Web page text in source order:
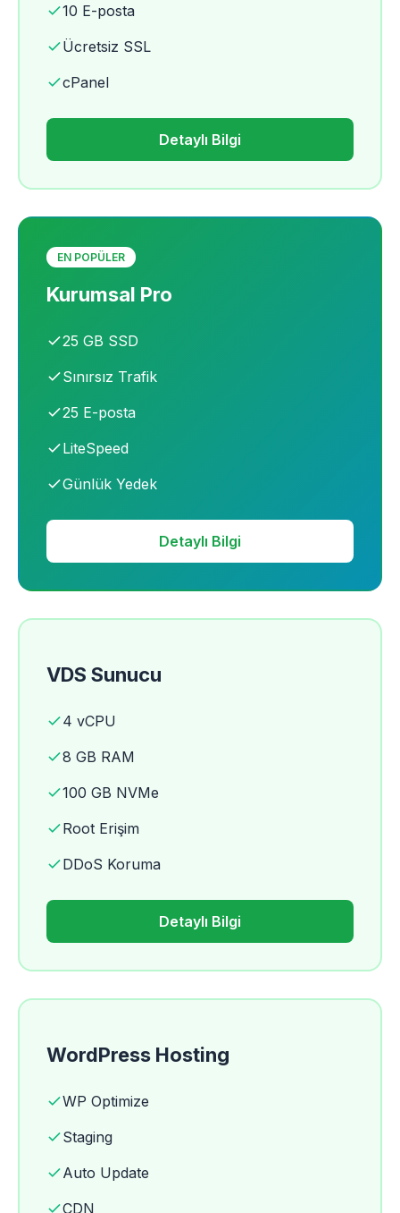
10 E-posta
Ücretsiz SSL
cPanel
Detaylı Bilgi
EN POPÜLER
Kurumsal Pro
25 GB SSD
Sınırsız Trafik
25 E-posta
LiteSpeed
Günlük Yedek
Detaylı Bilgi
VDS Sunucu
4 vCPU
8 GB RAM
100 GB NVMe
Root Erişim
DDoS Koruma
Detaylı Bilgi
WordPress Hosting
WP Optimize
Staging
Auto Update
CDN